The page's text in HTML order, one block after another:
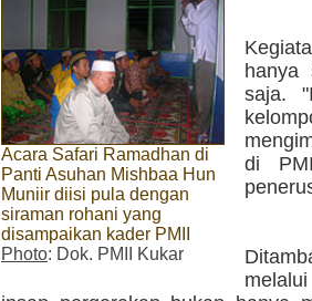
Acara Safari Ramadhan di
Panti Asuhan Mishbaa Hun
Muniir diisi pula dengan
siraman rohani yang
disampaikan kader PMII
Photo: Dok. PMII Kukar
hanya
saja.
di